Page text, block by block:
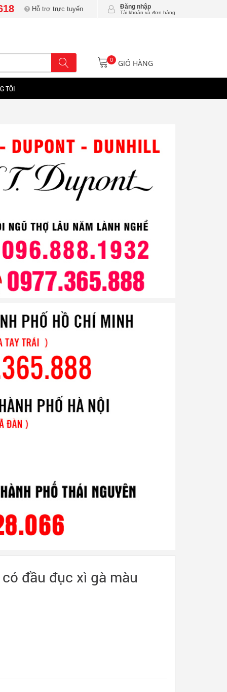
Hỗ trợ trực tuyến Đăng nhập
Tài khoản và đơn hàng
0 GIỎ HÀNG
TÔI
đầu đục xì gà màu